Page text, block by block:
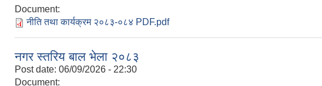
Document:
नीति तथा कार्यक्रम २०८३-०८४ PDF.pdf
नगर स्तरिय बाल भेला २०८३
Post date: 06/09/2026 - 22:30
Document: